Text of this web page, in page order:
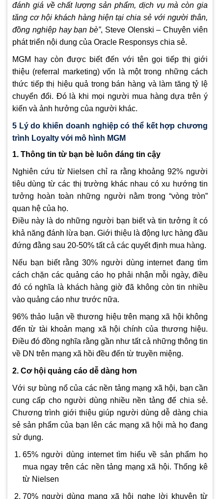
đánh giá về chất lượng sản phẩm, dịch vụ mà còn gia
tăng cơ hội khách hàng hiện tại chia sẻ với người thân,
đồng nghiệp hay bạn bè”, Steve Olenski – Chuyên viên
phát triển nội dung của Oracle Responsys chia sẻ.
MGM hay còn được biết đến với tên gọi tiếp thị giới
thiệu (referral marketing) vốn là một trong những cách
thức tiếp thị hiệu quả trong bán hàng và làm tăng tỷ lệ
chuyển đổi. Đó là khi mọi người mua hàng dựa trên ý
kiến và ảnh hưởng của người khác.
5 Lý do khiến doanh nghiệp có thể kết hợp chương
trình Loyalty với mô hình MGM
1. Thông tin từ bạn bè luôn đáng tin cậy
Nghiên cứu từ Nielsen chỉ ra rằng khoảng 92% người
tiêu dùng từ các thị trường khác nhau có xu hướng tin
tưởng hoàn toàn những người nằm trong “vòng tròn”
quan hệ của họ.
Điều này là do những người bạn biết và tin tưởng ít có
khả năng đánh lừa bạn. Giới thiệu là động lực hàng đầu
đứng đằng sau 20-50% tất cả các quyết định mua hàng.
Nếu bạn biết rằng 30% người dùng internet đang tìm
cách chặn các quảng cáo họ phải nhận mỗi ngày, điều
đó có nghĩa là khách hàng giờ đã không còn tin nhiều
vào quảng cáo như trước nữa.
96% thảo luận về thương hiệu trên mạng xã hội không
đến từ tài khoản mạng xã hội chính của thương hiệu.
Điều đó đồng nghĩa rằng gần như tất cả những thông tin
về DN trên mạng xã hồi đều đến từ truyền miệng.
2. Cơ hội quảng cáo dễ dàng hơn
Với sự bùng nổ của các nền tảng mạng xã hội, bạn cần
cung cấp cho người dùng nhiều nền tảng để chia sẻ.
Chương trình giới thiệu giúp người dùng dễ dàng chia
sẻ sản phẩm của bạn lên các mạng xã hội mà họ đang
sử dụng.
65% người dùng internet tìm hiểu về sản phẩm họ
mua ngay trên các nền tảng mạng xã hội. Thống kê
từ Nielsen
70% người dùng mạng xã hội nghe lời khuyên từ